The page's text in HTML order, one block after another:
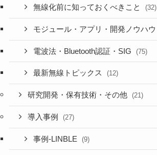
無線化前に知っておくべきこと (32)
モジュール・アプリ・開発ノウハウ
電波法・Bluetooth認証・SIG (75)
最新無線トピックス (12)
研究開発・保有技術・その他 (21)
導入事例 (27)
事例-LINBLE (9)